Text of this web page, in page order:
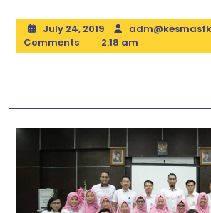
Program
Studi
FKM
Untad
B
July 24, 2019July
24,
2019
Comments
2:18 am